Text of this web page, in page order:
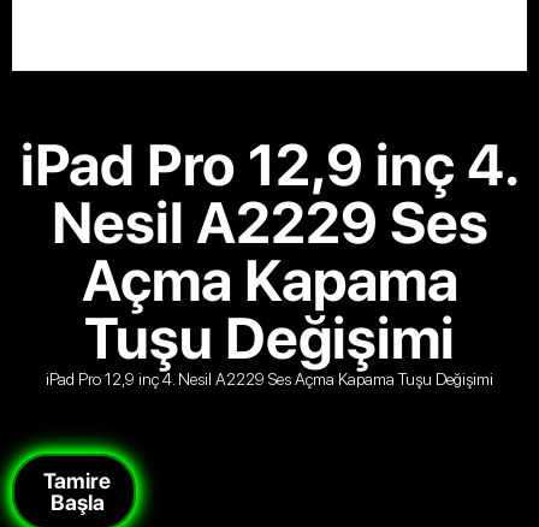
iPad Pro 12,9 inç 4.
Nesil A2229 Ses
Açma Kapama
Tuşu Değişimi
iPad Pro 12,9 inç 4. Nesil A2229 Ses Açma Kapama Tuşu Değişimi
Tamire
Başla